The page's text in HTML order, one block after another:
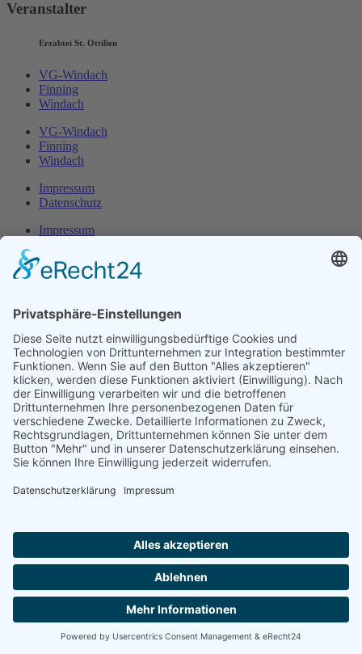
Veranstalter
Erzabtei St. Ottilien
VG-Windach
Finning
Windach
VG-Windach
Finning
Windach
Impressum
Datenschutz
Impressum
Erster Bürgermeister Eresing
86922 Eresing
Telefon:+49(0)8193 - 5456
Email:klotz@vg-windach.de
Sprechzeiten Bürgermeister
Montag und Mittwoch17:00 Uhr - 18:30 Uhr
Freitag15:00 Uhr - 16:30 Uhr
16:30 Uhr - 18:30 Uhr
Notruf bei Wasserrohrbruch:
Notdienst:
Telefon: 08193-9305-99
© 2020 All rights Reserved.